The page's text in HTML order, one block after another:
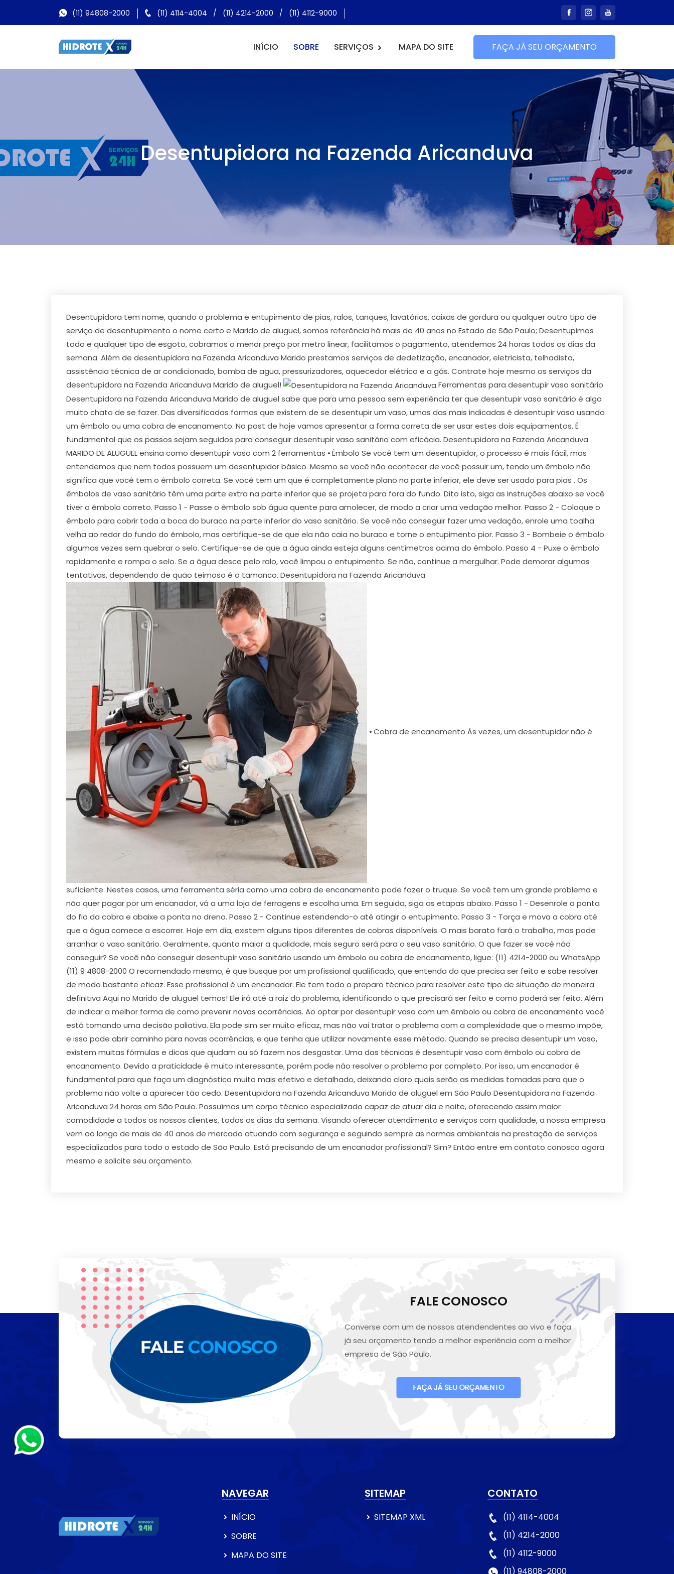
(11) 94808-2000 (11) 4114-4004 / (11) 4214-2000 / (11) 4112-9000
INÍCIO SOBRE SERVIÇOS MAPA DO SITE FAÇA JÁ SEU ORÇAMENTO
Desentupidora na Fazenda Aricanduva
Desentupidora tem nome, quando o problema e entupimento de pias, ralos, tanques, lavatórios, caixas de gordura ou qualquer outro tipo de
serviço de desentupimento o nome certo e Marido de aluguel, somos referência há mais de 40 anos no Estado de São Paulo; Desentupimos
todo e qualquer tipo de esgoto, cobramos o menor preço por metro linear, facilitamos o pagamento, atendemos 24 horas todos os dias da
semana. Além de desentupidora na Fazenda Aricanduva Marido prestamos serviços de dedetização, encanador, eletricista, telhadista,
assistência técnica de ar condicionado, bomba de agua, pressurizadores, aquecedor elétrico e a gás. Contrate hoje mesmo os serviços da
desentupidora na Fazenda Aricanduva Marido de aluguel!
Ferramentas para desentupir vaso sanitário
Desentupidora na Fazenda Aricanduva Marido de aluguel sabe que para uma pessoa sem experiência ter que desentupir vaso sanitário é algo
muito chato de se fazer. Das diversificadas formas que existem de se desentupir um vaso, umas das mais indicadas é desentupir vaso usando
um êmbolo ou uma cobra de encanamento. No post de hoje vamos apresentar a forma correta de ser usar estes dois equipamentos. É
fundamental que os passos sejam seguidos para conseguir desentupir vaso sanitário com eficácia. Desentupidora na Fazenda Aricanduva
MARIDO DE ALUGUEL ensina como desentupir vaso com 2 ferramentas ⦁ Êmbolo Se você tem um desentupidor, o processo é mais fácil, mas
entendemos que nem todos possuem um desentupidor básico. Mesmo se você não acontecer de você possuir um, tendo um êmbolo não
significa que você tem o êmbolo correta. Se você tem um que é completamente plano na parte inferior, ele deve ser usado para pias . Os
êmbolos de vaso sanitário têm uma parte extra na parte inferior que se projeta para fora do fundo. Dito isto, siga as instruções abaixo se você
tiver o êmbolo correto. Passo 1 - Passe o êmbolo sob água quente para amolecer, de modo a criar uma vedação melhor. Passo 2 - Coloque o
êmbolo para cobrir toda a boca do buraco na parte inferior do vaso sanitário. Se você não conseguir fazer uma vedação, enrole uma toalha
velha ao redor do fundo do êmbolo, mas certifique-se de que ela não caia no buraco e torne o entupimento pior. Passo 3 - Bombeie o êmbolo
algumas vezes sem quebrar o selo. Certifique-se de que a água ainda esteja alguns centímetros acima do êmbolo. Passo 4 - Puxe o êmbolo
rapidamente e rompa o selo. Se a água desce pelo ralo, você limpou o entupimento. Se não, continue a mergulhar. Pode demorar algumas
tentativas, dependendo de quão teimoso é o tamanco. Desentupidora na Fazenda Aricanduva
⦁ Cobra de encanamento Às vezes, um desentupidor não é
suficiente. Nestes casos, uma ferramenta séria como uma cobra de encanamento pode fazer o truque. Se você tem um grande problema e
não quer pagar por um encanador, vá a uma loja de ferragens e escolha uma. Em seguida, siga as etapas abaixo. Passo 1 - Desenrole a ponta
do fio da cobra e abaixe a ponta no dreno. Passo 2 - Continue estendendo-o até atingir o entupimento. Passo 3 - Torça e mova a cobra até
que a água comece a escorrer. Hoje em dia, existem alguns tipos diferentes de cobras disponíveis. O mais barato fará o trabalho, mas pode
arranhar o vaso sanitário. Geralmente, quanto maior a qualidade, mais seguro será para o seu vaso sanitário. O que fazer se você não
conseguir? Se você não conseguir desentupir vaso sanitário usando um êmbolo ou cobra de encanamento, ligue: (11) 4214-2000 ou WhatsApp
(11) 9 4808-2000 O recomendado mesmo, é que busque por um profissional qualificado, que entenda do que precisa ser feito e sabe resolver
de modo bastante eficaz. Esse profissional é um encanador. Ele tem todo o preparo técnico para resolver este tipo de situação de maneira
definitiva Aqui no Marido de aluguel temos! Ele irá até a raiz do problema, identificando o que precisará ser feito e como poderá ser feito. Além
de indicar a melhor forma de como prevenir novas ocorrências. Ao optar por desentupir vaso com um êmbolo ou cobra de encanamento você
está tomando uma decisão paliativa. Ela pode sim ser muito eficaz, mas não vai tratar o problema com a complexidade que o mesmo impõe,
e isso pode abrir caminho para novas ocorrências, e que tenha que utilizar novamente esse método. Quando se precisa desentupir um vaso,
existem muitas fórmulas e dicas que ajudam ou só fazem nos desgastar. Uma das técnicas é desentupir vaso com êmbolo ou cobra de
encanamento. Devido a praticidade é muito interessante, porém pode não resolver o problema por completo. Por isso, um encanador é
fundamental para que faça um diagnóstico muito mais efetivo e detalhado, deixando claro quais serão as medidas tomadas para que o
problema não volte a aparecer tão cedo. Desentupidora na Fazenda Aricanduva Marido de aluguel em São Paulo Desentupidora na Fazenda
Aricanduva 24 horas em São Paulo. Possuímos um corpo técnico especializado capaz de atuar dia e noite, oferecendo assim maior
comodidade a todos os nossos clientes, todos os dias da semana. Visando oferecer atendimento e serviços com qualidade, a nossa empresa
vem ao longo de mais de 40 anos de mercado atuando com segurança e seguindo sempre as normas ambientais na prestação de serviços
especializados para todo o estado de São Paulo. Está precisando de um encanador profissional? Sim? Então entre em contato conosco agora
mesmo e solicite seu orçamento.
FALE CONOSCO
Converse com um de nossos atendendentes ao vivo e faça
já seu orçamento tendo a melhor experiência com a melhor
empresa de São Paulo.
NAVEGAR
INÍCIO
SOBRE
MAPA DO SITE
SITEMAP
SITEMAP XML
CONTATO
(11) 4114-4004
(11) 4214-2000
(11) 4112-9000
(11) 94808-2000